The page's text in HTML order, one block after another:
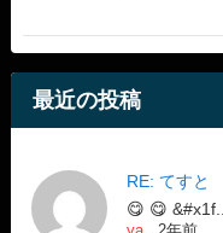
最近の投稿
RE: てすと
😋 😋 &#x1f...